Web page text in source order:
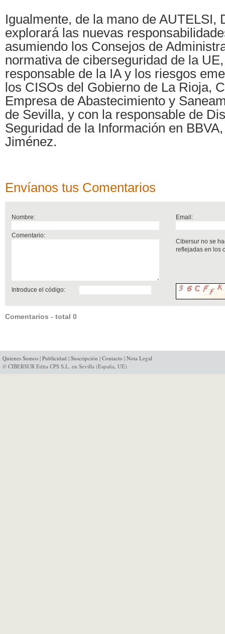
Igualmente, de la mano de AUTELSI,
explorará las nuevas
asumiendo los Consejos de
normativa de ciberseguridad de la
responsable de la IA y los riesgos
los CISOs del Gobierno de La Rioja,
Empresa de Abastecimiento y
de Sevilla, y con la responsable de
Seguridad de la Información en
Jiménez.
Envíanos tus Comentarios
Nombre: Email:
Comentario:
Cibersur no se
reflejadas en los
Introduce el código:
Comentarios - total 0
Quienes Somos | Publicidad | Suscripción | Contacto | Nota Legal
© CIBERSUR Edita CPS S.L. en Sevilla (España, UE)